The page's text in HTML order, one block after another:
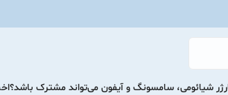
شیائومی، سامسونگ و آیفون می‌تواند مشترک باشد؟